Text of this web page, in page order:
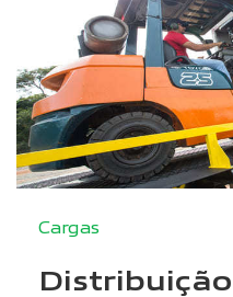
Cargas